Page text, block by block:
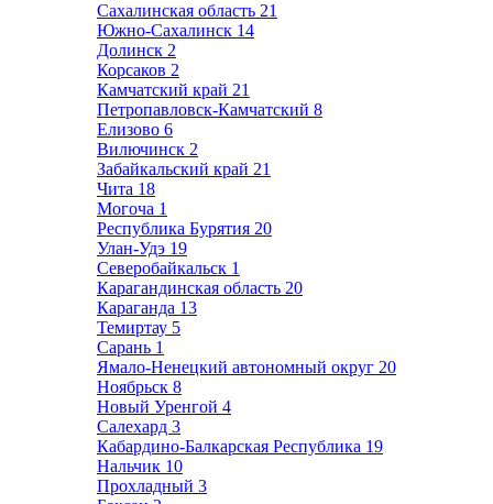
Сахалинская область 21
Южно-Сахалинск 14
Долинск 2
Корсаков 2
Камчатский край 21
Петропавловск-Камчатский 8
Елизово 6
Вилючинск 2
Забайкальский край 21
Чита 18
Могоча 1
Республика Бурятия 20
Улан-Удэ 19
Северобайкальск 1
Карагандинская область 20
Караганда 13
Темиртау 5
Сарань 1
Ямало-Ненецкий автономный округ 20
Ноябрьск 8
Новый Уренгой 4
Салехард 3
Кабардино-Балкарская Республика 19
Нальчик 10
Прохладный 3